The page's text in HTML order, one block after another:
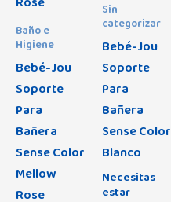
Baño e
Higiene
Bebé-Jou
Soporte
Para
Bañera
Sense Color
Mellow
Rose
Sin
categorizar
Bebé-Jou
Soporte
Para
Bañera
Sense Color
Blanco
Necesitas
estar